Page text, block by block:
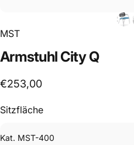
MST
Armstuhl CityQ
€253,00
Sitzfläche